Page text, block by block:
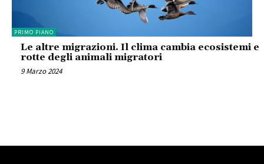
PRIMO PIANO
Le altre migrazioni. Il clima cambia ecosistemi e
rotte degli animali migratori
9 Marzo 2024